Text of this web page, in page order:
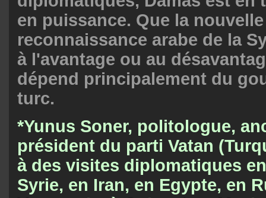
en puissance. Que la nouvelle
reconnaissance arabe de la
à l'avantage ou au
dépend principalement du
turc.
*Yunus Soner, politologue,
président du parti Vatan
à des visites diplomatiques
Syrie, en Iran, en Egypte, en